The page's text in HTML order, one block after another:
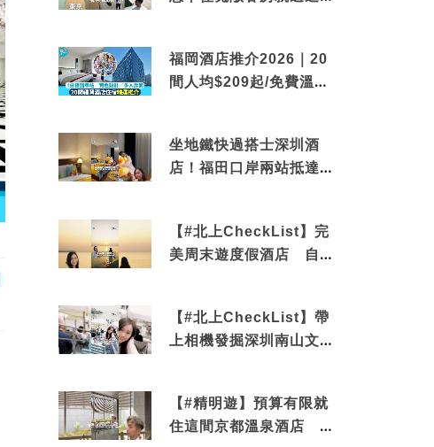
福岡酒店推介2026｜20
間人均$209起/免費溫泉/
坐地鐵快過搭士深圳酒
店！福田口岸兩站抵達
【#北上CheckList】完
美周末遊度假酒店 自帶
【#北上CheckList】帶
上相機發掘深圳南山文藝
【#精明遊】預算有限就
住這間京都溫泉酒店 車